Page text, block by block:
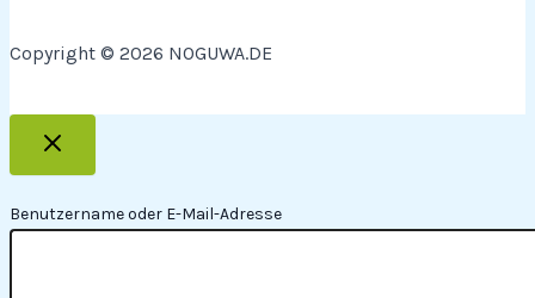
Copyright © 2026 NOGUWA.DE
Benutzername oder E-Mail-Adresse